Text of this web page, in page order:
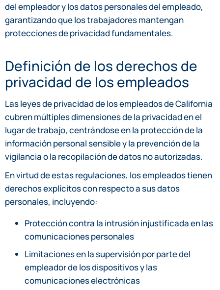
del empleador y los datos personales del empleado,
garantizando que los trabajadores mantengan
protecciones de privacidad fundamentales.
Definición de los derechos de
privacidad de los empleados
Las leyes de privacidad de los empleados de California
cubren múltiples dimensiones de la privacidad en el
lugar de trabajo, centrándose en la protección de la
información personal sensible y la prevención de la
vigilancia o la recopilación de datos no autorizadas.
En virtud de estas regulaciones, los empleados tienen
derechos explícitos con respecto a sus datos
personales, incluyendo:
Protección contra la intrusión injustificada en las
comunicaciones personales
Limitaciones en la supervisión por parte del
empleador de los dispositivos y las
comunicaciones electrónicas